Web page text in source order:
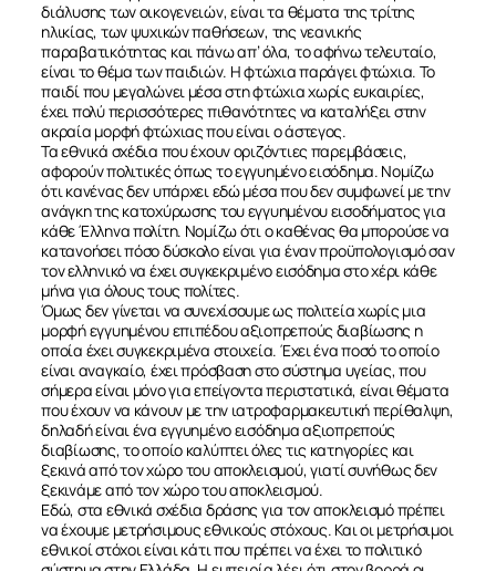
διάλυσης των οικογενειών, είναι τα θέματα της τρίτης
ηλικίας, των ψυχικών παθήσεων, της νεανικής
παραβατικότητας και πάνω απ’ όλα, το αφήνω τελευταίο,
είναι το θέμα των παιδιών. Η φτώχια παράγει φτώχια. Το
παιδί που μεγαλώνει μέσα στη φτώχια χωρίς ευκαιρίες,
έχει πολύ περισσότερες πιθανότητες να καταλήξει στην
ακραία μορφή φτώχιας που είναι ο άστεγος.
Τα εθνικά σχέδια που έχουν οριζόντιες παρεμβάσεις,
αφορούν πολιτικές όπως το εγγυημένο εισόδημα. Νομίζω
ότι κανένας δεν υπάρχει εδώ μέσα που δεν συμφωνεί με την
ανάγκη της κατοχύρωσης του εγγυημένου εισοδήματος για
κάθε Έλληνα πολίτη. Νομίζω ότι ο καθένας θα μπορούσε να
κατανοήσει πόσο δύσκολο είναι για έναν προϋπολογισμό σαν
τον ελληνικό να έχει συγκεκριμένο εισόδημα στο χέρι κάθε
μήνα για όλους τους πολίτες.
Όμως δεν γίνεται να συνεχίσουμε ως πολιτεία χωρίς μια
μορφή εγγυημένου επιπέδου αξιοπρεπούς διαβίωσης η
οποία έχει συγκεκριμένα στοιχεία. Έχει ένα ποσό το οποίο
είναι αναγκαίο, έχει πρόσβαση στο σύστημα υγείας, που
σήμερα είναι μόνο για επείγοντα περιστατικά, είναι θέματα
που έχουν να κάνουν με την ιατροφαρμακευτική περίθαλψη,
δηλαδή είναι ένα εγγυημένο εισόδημα αξιοπρεπούς
διαβίωσης, το οποίο καλύπτει όλες τις κατηγορίες και
ξεκινά από τον χώρο του αποκλεισμού, γιατί συνήθως δεν
ξεκινάμε από τον χώρο του αποκλεισμού.
Εδώ, στα εθνικά σχέδια δράσης για τον αποκλεισμό πρέπει
να έχουμε μετρήσιμους εθνικούς στόχους. Και οι μετρήσιμοι
εθνικοί στόχοι είναι κάτι που πρέπει να έχει το πολιτικό